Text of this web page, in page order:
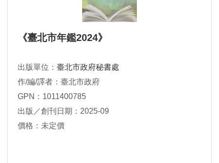
《臺北市年鑑2024》
出版單位： 臺北市政府秘書處
作/編/譯者：臺北市政府
GPN：1011400785
出版／創刊日期：2025-09
價格：未定價